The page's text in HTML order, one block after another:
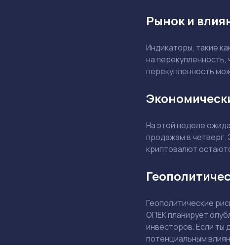
Рынок и
Индикаторы, такие
на
перекупленность
На этой неделе
продажам в четверг.
криптовалют
Геополитические
ОПЕК планирует
инвесторов. Если ты
потенциальным